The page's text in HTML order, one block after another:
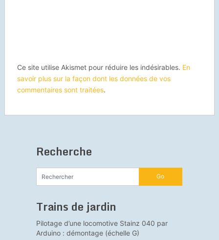
Ce site utilise Akismet pour réduire les indésirables. En
savoir plus sur la façon dont les données de vos
commentaires sont traitées.
Recherche
Trains de jardin
Pilotage d’une locomotive Stainz 040 par
Arduino : démontage (échelle G)